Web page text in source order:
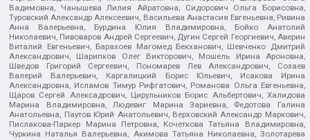
Вадимовна, Чанышева Лилия Айратовна, Сидорович Ольга Борисовна,
Туровский Александр Алексеевич, Васильева Анастасия Евгеньевна, Ривина
Анна Валерьевна, Бурдина Юлия Владимировна, Бойко Анатолий
Николаевич, Пивоваров Андрей Сергеевич, Дугин Сергей Георгиевич, Аверин
Виталий Евгеньевич, Барахоев Магомед Бекханович, Шевченко Дмитрий
Александрович, Шарипков Олег Викторович, Мошель Ирина Ароновна,
Шведов Григорий Сергеевич, Пономарев Лев Александрович, Созаев
Валерий Валерьевич, Каргалицкий Борис Юльевич, Исакова Ирина
Александровна, Исламов Тимур Рифгатович, Романова Ольга Евгеньевна,
Щаров Сергей Алексадрович, Цирульников Борис Альбертович, Халидова
Марина Владимировна, Людевиг Марина Зариевна, Федотова Галина
Анатольевна, Паутов Юрий Анатольевич, Верховский Александр Маркович,
Пислакова-Паркер Марина Петровна, Кочеткова Татьяна Владимировна,
Чуркина Наталья Валерьевна, Акимова Татьяна Николаевна, Золотарева